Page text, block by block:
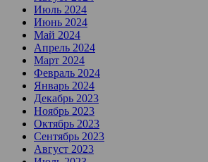
Июль 2024
Июнь 2024
Май 2024
Апрель 2024
Март 2024
Февраль 2024
Январь 2024
Декабрь 2023
Ноябрь 2023
Октябрь 2023
Сентябрь 2023
Август 2023